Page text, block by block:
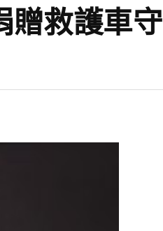
贈救護車守